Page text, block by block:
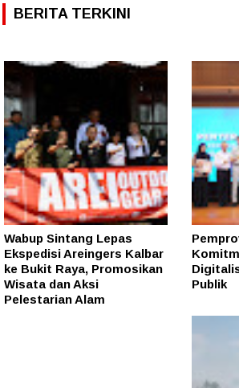
BERITA TERKINI
Wabup Sintang Lepas
Ekspedisi Areingers Kalbar
ke Bukit Raya, Promosikan
Wisata dan Aksi
Pelestarian Alam
Publik